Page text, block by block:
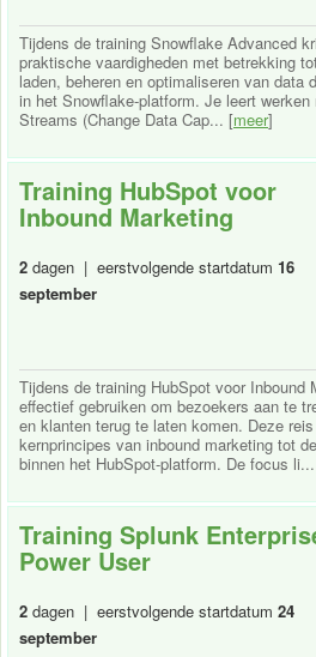
Tijdens de training Snowflake Advanced
praktische vaardigheden met betrekking
laden, beheren en optimaliseren van data
in het Snowflake-platform. Je leert
Streams (Change Data Cap... [meer]
Training HubSpot voor
Inbound Marketing
2 dagen | eerstvolgende startdatum 16
september
Tijdens de training HubSpot voor Inbound
effectief gebruiken om bezoekers aan te
en klanten terug te laten komen. Deze
kernprincipes van inbound marketing tot
binnen het HubSpot-platform. De focus
Training Splunk
Power User
2 dagen | eerstvolgende startdatum 24
september